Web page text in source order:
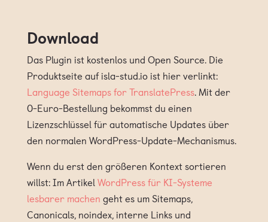
Download
Das Plugin ist kostenlos und Open Source. Die
Produktseite auf isla-stud.io ist hier verlinkt:
Language Sitemaps for TranslatePress. Mit der
0-Euro-Bestellung bekommst du einen
Lizenzschlüssel für automatische Updates über
den normalen WordPress-Update-Mechanismus.
Wenn du erst den größeren Kontext sortieren
willst: Im Artikel WordPress für KI-Systeme
lesbarer machen geht es um Sitemaps,
Canonicals, noindex, interne Links und